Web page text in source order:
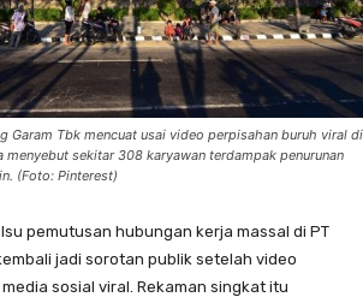
Garam Tbk mencuat usai video perpisahan buruh viral di
sekitar 308 karyawan terdampak penurunan
(Foto: Pinterest)
Isu pemutusan hubungan kerja massal di PT
jadi sorotan publik setelah video
sosial viral. Rekaman singkat itu